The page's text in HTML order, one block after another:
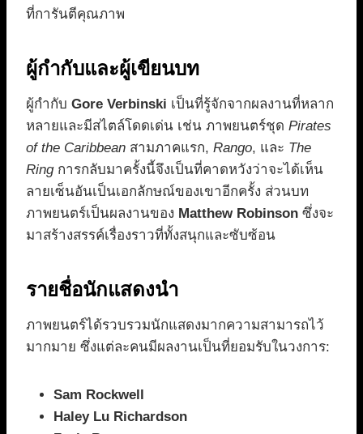
ที่การันตีคุณภาพ
ผู้กำกับและผู้เขียนบท
ผู้กำกับ Gore Verbinski เป็นที่รู้จักจากผลงานที่หลาก
หลายและมีสไตล์โดดเด่น เช่น ภาพยนตร์ชุด Pirates
of the Caribbean สามภาคแรก, Rango, และ The
Ringการกลับมาครั้งนี้จึงเป็นที่คาดหวังว่าจะได้เห็น
ลายเซ็นอันเป็นเอกลักษณ์ของเขาอีกครั้ง ส่วนบท
ภาพยนตร์เป็นผลงานของ Matthew Robinson ซึ่งจะ
มาสร้างสรรค์เรื่องราวที่ทั้งสนุกและซับซ้อน
รายชื่อนักแสดงนำ
ภาพยนตร์ได้รวบรวมนักแสดงมากความสามารถไว้
มากมาย ซึ่งแต่ละคนมีผลงานเป็นที่ยอมรับในวงการ:
Sam Rockwell
Haley Lu Richardson